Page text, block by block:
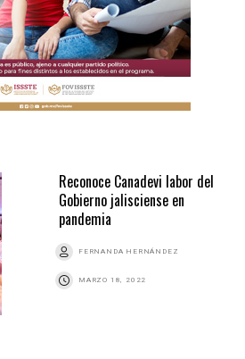
Reconoce Canadevi labor del
Gobierno jalisciense en
pandemia
FERNANDA HERNÁNDEZ
MARZO 18, 2022